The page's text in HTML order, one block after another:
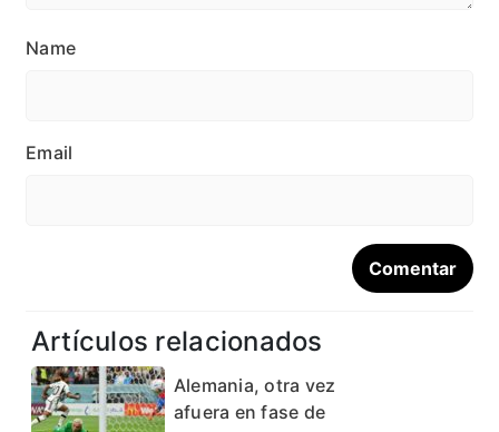
Name
Email
Artículos relacionados
Alemania, otra vez
afuera en fase de